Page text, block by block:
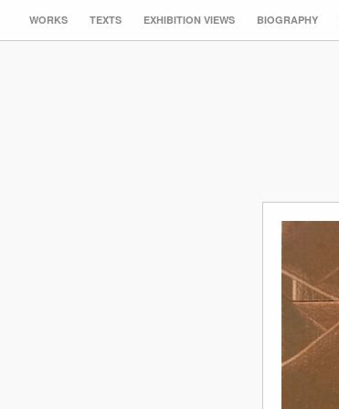
WORKS TEXTS EXHIBITION VIEWS BIOGRAPHY